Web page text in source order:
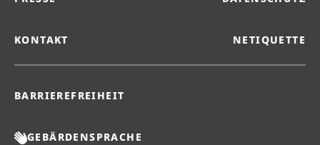
KONTAKT NETIQUETTE
BARRIEREFREIHEIT
GEBÄRDENSPRACHE